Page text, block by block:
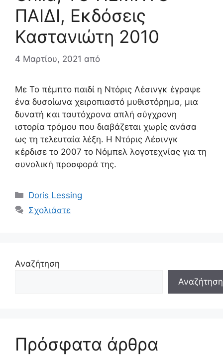
ΠΑΙΔΙ, Εκδόσεις
Καστανιώτη 2010
4 Μαρτίου, 2021 από
Με Το πέμπτο παιδί η Ντόρις Λέσινγκ έγραψε
ένα δυσοίωνα χειροπιαστό μυθιστόρημα, μια
δυνατή και ταυτόχρονα απλή σύγχρονη
ιστορία τρόμου που διαβάζεται χωρίς ανάσα
ως τη τελευταία λέξη. Η Ντόρις Λέσινγκ
κέρδισε το 2007 το Νόμπελ λογοτεχνίας για τη
συνολική προσφορά της.
Κατηγορίες
Doris Lessing
Σχολιάστε
Αναζήτηση
Αναζήτηση
Πρόσφατα άρθρα